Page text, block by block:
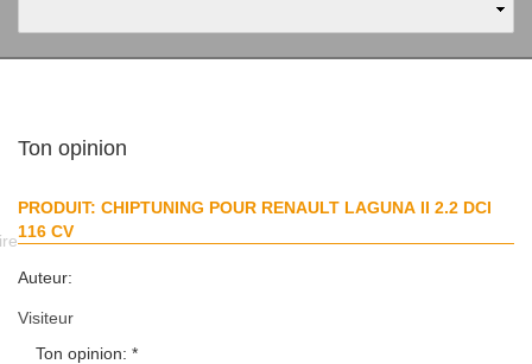
Ton opinion
PRODUIT: CHIPTUNING POUR RENAULT LAGUNA II 2.2 DCI
116 CV
Auteur:
Visiteur
Ton opinion: